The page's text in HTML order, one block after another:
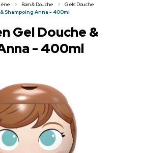
Bain & Douche
Gels Douche
Shampoing Anna - 400ml
Gel Douche &
- 400ml